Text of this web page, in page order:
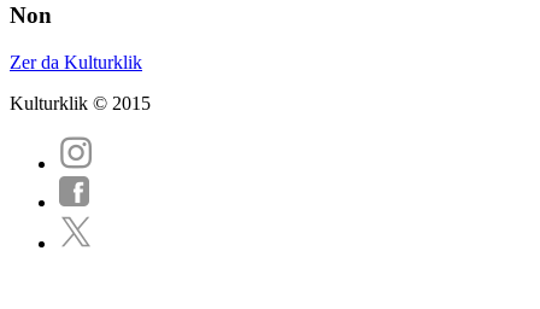
Non
Zer da Kulturklik
Kulturklik © 2015